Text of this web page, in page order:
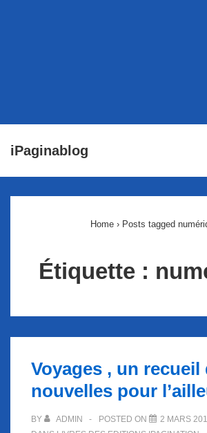
passer
iPaginablog
Home › Posts tagged
Étiquette :
Voyages , un recueil
nouvelles pour
BY ADMIN POSTED ON 2 MARS